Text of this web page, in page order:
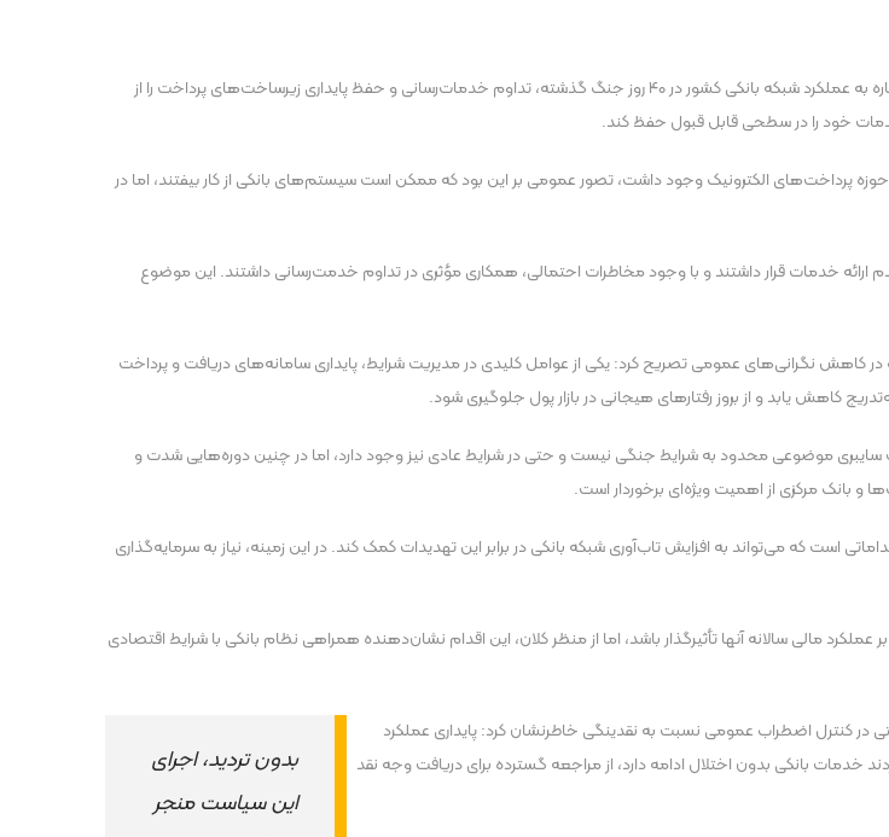
، با اشاره به عملکرد شبکه بانکی کشور در ۴۰ روز جنگ گذشته، تداوم خدمات‌رسانی و حفظ پایداری زیرساخت‌های پرداخت را از
خود را در سطحی قابل قبول حفظ کند.
حوزه پرداخت‌های الکترونیک وجود داشت، تصور عمومی بر این بود که ممکن است سیستم‌های بانکی از کار بیفتند، اما در
ارائه خدمات قرار داشتند و با وجود مخاطرات احتمالی، همکاری مؤثری در تداوم خدمت‌رسانی داشتند. این موضوع
نگرانی‌های عمومی تصریح کرد: یکی از عوامل کلیدی در مدیریت شرایط، پایداری سامانه‌های دریافت و پرداخت
کاهش یابد و از بروز رفتارهای هیجانی در بازار پول جلوگیری شود.
موضوعی محدود به شرایط جنگی نیست و حتی در شرایط عادی نیز وجود دارد، اما در چنین دوره‌هایی شدت و
بانک مرکزی از اهمیت ویژه‌ای برخوردار است.
است که می‌تواند به افزایش تاب‌آوری شبکه بانکی در برابر این تهدیدات کمک کند. در این زمینه، نیاز به سرمایه‌گذاری
مالی سالانه آنها تأثیرگذار باشد، اما از منظر کلان، این اقدام نشان‌دهنده همراهی نظام بانکی با شرایط اقتصادی
بدون تردید، اجرای
این سیاست منجر
کنترل اضطراب عمومی نسبت به نقدینگی خاطرنشان کرد: پایداری عملکرد
بانکی بدون اختلال ادامه دارد، از مراجعه گسترده برای دریافت وجه نقد